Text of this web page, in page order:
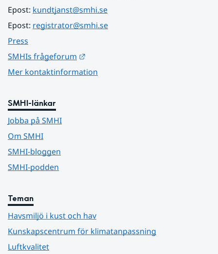
Epost: kundtjanst@smhi.se
Epost: registrator@smhi.se
Press
SMHIs frågeforum
Mer kontaktinformation
SMHI-länkar
Jobba på SMHI
Om SMHI
SMHI-bloggen
SMHI-podden
Teman
Havsmiljö i kust och hav
Kunskapscentrum för klimatanpassning
Luftkvalitet